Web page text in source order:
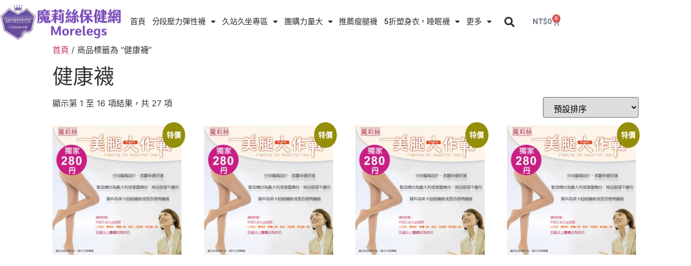
首頁 分段壓力彈性襪 久站久坐專區 團購力量大 推薦瘦腿襪 5折塑身衣，睡眠襪 更多 NT$0 0
首頁 / 商品標籤為 “健康襪”
健康襪
顯示第 1 至 16 項結果，共 27 項
特價 特價 特價 特價